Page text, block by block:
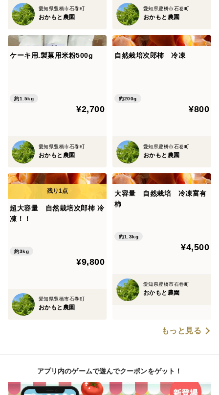
愛知県豊橋市石巻町
おかもと農園
愛知県豊橋市石巻町
おかもと農園
ケーキ用.製菓用米粉500g
約1.5kg
¥2,700
愛知県豊橋市石巻町
おかもと農園
自然栽培次郎柿 冷凍
約200g
¥800
愛知県豊橋市石巻町
おかもと農園
超大容量 自然栽培次郎柿 冷
凍！！
約3kg
¥9,800
愛知県豊橋市石巻町
おかもと農園
大容量 自然栽培 冷凍富有
柿
約1.3kg
¥4,500
愛知県豊橋市石巻町
おかもと農園
もっと見る
アプリ内のゲームで遊んでクーポンをゲット！